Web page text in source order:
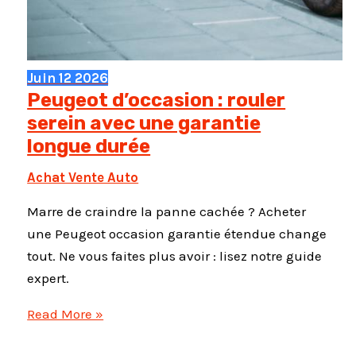
Juin 12 2026
Peugeot d’occasion : rouler
serein avec une garantie
longue durée
Achat Vente Auto
Marre de craindre la panne cachée ? Acheter
une Peugeot occasion garantie étendue change
tout. Ne vous faites plus avoir : lisez notre guide
expert.
Peugeot
Read More »